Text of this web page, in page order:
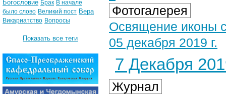
Фотогалерея
Освящение иконы
05 декабря 2019 г.
7 Декабря
Журнал
Богословие Брак В начале
было слово Великий пост Вера
Викариатство Вопросы
Показать все теги